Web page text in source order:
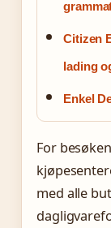
Citizen
lading
Enkel
For
med alle